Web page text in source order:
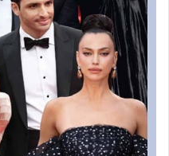
елок в Монако
свою
на поддержку и
специального